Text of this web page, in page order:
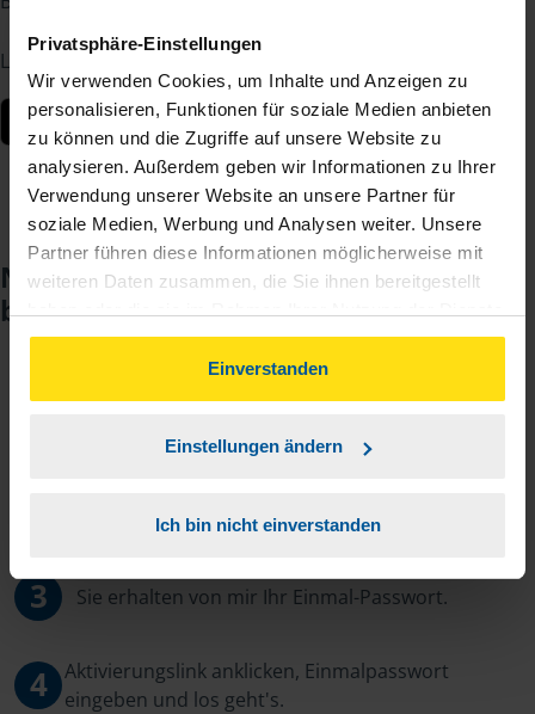
Privatsphäre-Einstellungen
Wir verwenden Cookies, um Inhalte und Anzeigen zu
personalisieren, Funktionen für soziale Medien anbieten
zu können und die Zugriffe auf unsere Website zu
analysieren. Außerdem geben wir Informationen zu Ihrer
Verwendung unserer Website an unsere Partner für
soziale Medien, Werbung und Analysen weiter. Unsere
Partner führen diese Informationen möglicherweise mit
weiteren Daten zusammen, die Sie ihnen bereitgestellt
gesammelt haben. Indem Sie auf Einverstanden klicken,
können Sie der Verwendung von Cookies, gemäß
unserer
Einverstanden
Einstellungen ändern
Ich bin nicht einverstanden
Laden Sie die App kostenlos herunter:
Noch keinen Zugang? So einfach
beantragen Sie ihn.
1
Sie teilen mir mit, dass Sie MeineVLH nutzen
und einem Aktivierungslink.
3 Sie erhalten von mir Ihr Einmal-Passwort.
4
Aktivierungslink anklicken, Einmalpasswort
eingeben und los geht's.